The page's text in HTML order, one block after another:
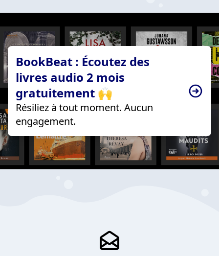
BookBeat : Écoutez des
livres audio 2 mois
gratuitement 🙌
Résiliez à tout moment. Aucun
engagement.